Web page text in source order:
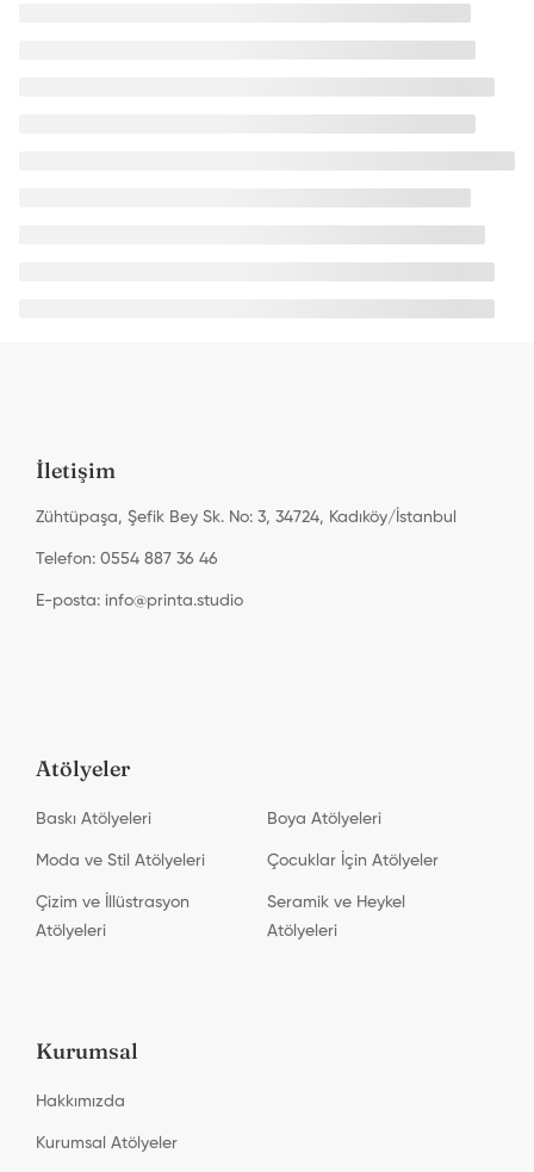
İletişim
Zühtüpaşa, Şefik Bey Sk. No: 3, 34724, Kadıköy/İstanbul
Telefon: 0554 887 36 46
E-posta: info@printa.studio
Atölyeler
Baskı Atölyeleri Boya Atölyeleri
Moda ve Stil Atölyeleri Çocuklar İçin Atölyeler
Çizim ve İllüstrasyon
Atölyeleri
Seramik ve Heykel
Atölyeleri
Kurumsal
Hakkımızda
Kurumsal Atölyeler